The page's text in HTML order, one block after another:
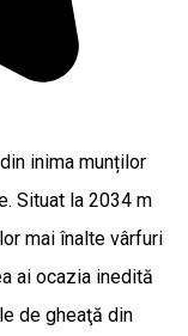
inima munților
Situat la 2034 m
mai înalte vârfuri
ai ocazia inedită
de gheaţă din